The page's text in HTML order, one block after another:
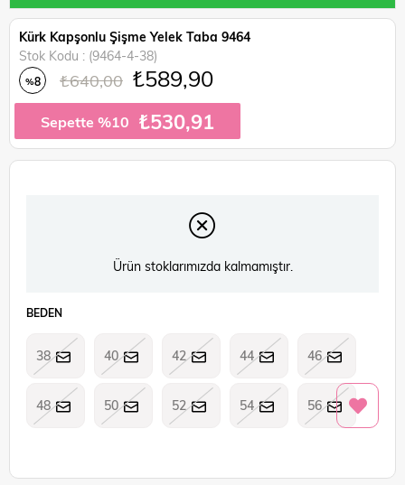
Kürk Kapşonlu Şişme Yelek Taba 9464
Stok Kodu
(9464-4-38)
%8 ₺640,00 ₺589,90
Sepette %10 ₺530,91
Ürün stoklarımızda kalmamıştır.
BEDEN
38 40 42 44 46
48 50 52 54 56